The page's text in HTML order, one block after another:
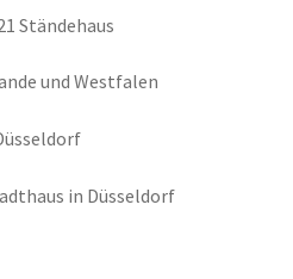
Ständehaus
und Westfalen
in Düsseldorf